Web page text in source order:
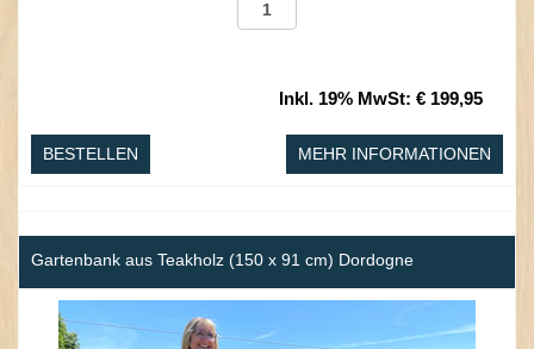
Inkl. 19% MwSt: € 199,95
MEHR INFORMATIONEN
BESTELLEN
Gartenbank aus Teakholz (150 x 91 cm) Dordogne